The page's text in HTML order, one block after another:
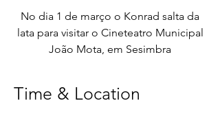
No dia 1 de março o Konrad salta da
lata para visitar o Cineteatro Municipal
João Mota, em Sesimbra
Time & Location